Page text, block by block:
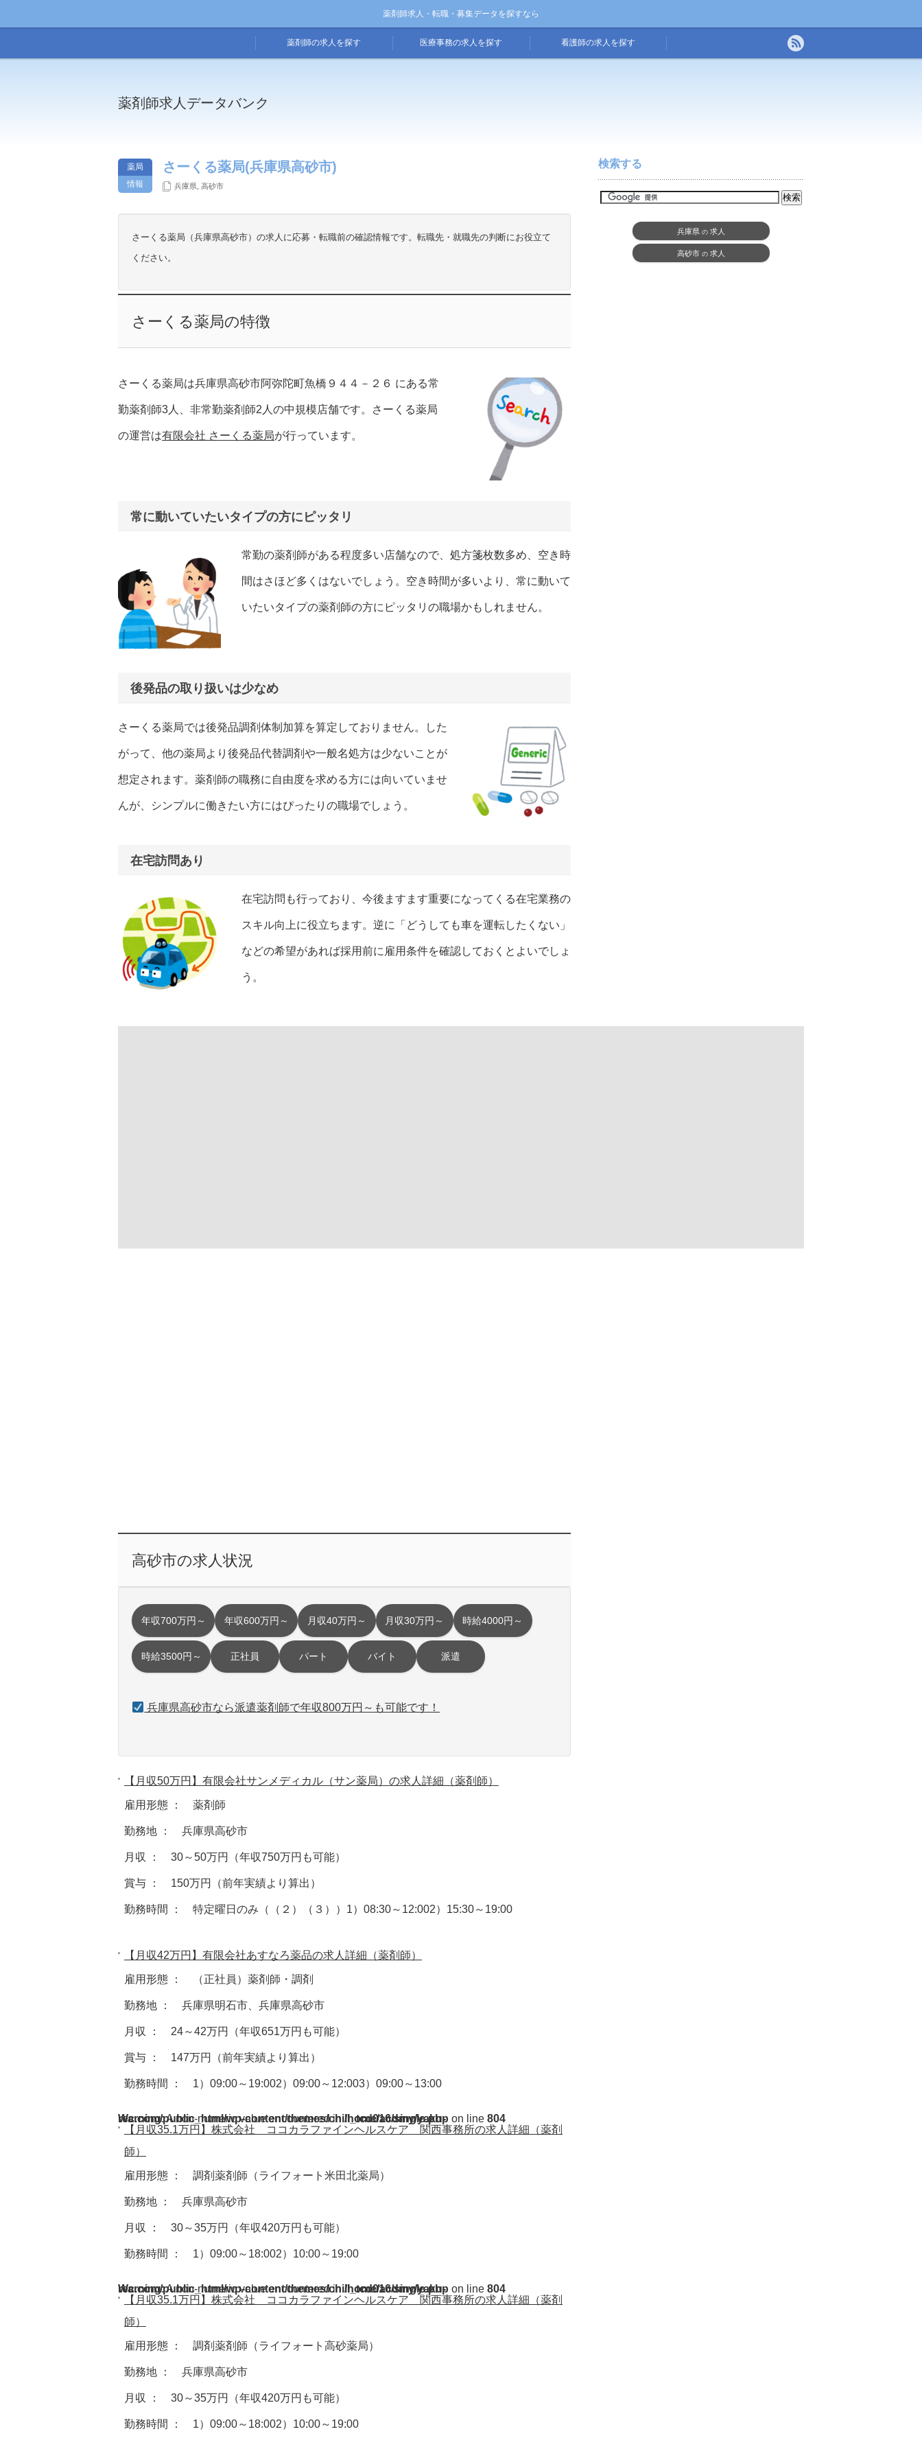
薬剤師求人・転職・募集データを探すなら
薬剤師の求人を探す 医療事務の求人を探す 看護師の求人を探す
薬剤師求人データバンク
薬局
情報
さーくる薬局(兵庫県高砂市)
兵庫県 高砂市
さーくる薬局（兵庫県高砂市）の求人に応募・転職前の確認情報です。転職先・就職先の判断にお役立て
ください。
さーくる薬局の特徴
さーくる薬局は兵庫県高砂市阿弥陀町魚橋９４４－２６ にある常
勤薬剤師3人、非常勤薬剤師2人の中規模店舗です。さーくる薬局
の運営は有限会社 さーくる薬局が行っています。
常に動いていたいタイプの方にピッタリ
常勤の薬剤師がある程度多い店舗なので、処方箋枚数多め、空き時
間はさほど多くはないでしょう。空き時間が多いより、常に動いて
いたいタイプの薬剤師の方にピッタリの職場かもしれません。
後発品の取り扱いは少なめ
さーくる薬局では後発品調剤体制加算を算定しておりません。した
がって、他の薬局より後発品代替調剤や一般名処方は少ないことが
想定されます。薬剤師の職務に自由度を求める方には向いていませ
んが、シンプルに働きたい方にはぴったりの職場でしょう。
在宅訪問あり
在宅訪問も行っており、今後ますます重要になってくる在宅業務の
スキル向上に役立ちます。逆に「どうしても車を運転したくない」
などの希望があれば採用前に雇用条件を確認しておくとよいでしょ
う。
検索する
兵庫県 の 求人
高砂市 の 求人
高砂市の求人状況
年収700万円～ 年収600万円～ 月収40万円～ 月収30万円～ 時給4000円～
時給3500円～ 正社員 パート バイト 派遣
兵庫県高砂市なら派遣薬剤師で年収800万円～も可能です！
【月収50万円】有限会社サンメディカル（サン薬局）の求人詳細（薬剤師）
雇用形態 ： 薬剤師
勤務地 ： 兵庫県高砂市
月収 ： 30～50万円（年収750万円も可能）
賞与 ： 150万円（前年実績より算出）
勤務時間 ： 特定曜日のみ（（２）（３））1）08:30～12:002）15:30～19:00
【月収42万円】有限会社あすなろ薬品の求人詳細（薬剤師）
雇用形態 ： （正社員）薬剤師・調剤
勤務地 ： 兵庫県明石市、兵庫県高砂市
月収 ： 24～42万円（年収651万円も可能）
賞与 ： 147万円（前年実績より算出）
勤務時間 ： 1）09:00～19:002）09:00～12:003）09:00～13:00
Warning: A non-numeric value encountered in
/home/acdmy/yaku-rec.com/public_html/wp-content/themes/chill_tcd016/single.php on line 804
【月収35.1万円】株式会社 ココカラファインヘルスケア 関西事務所の求人詳細（薬剤
師）
雇用形態 ： 調剤薬剤師（ライフォート米田北薬局）
勤務地 ： 兵庫県高砂市
月収 ： 30～35万円（年収420万円も可能）
勤務時間 ： 1）09:00～18:002）10:00～19:00
Warning: A non-numeric value encountered in
/home/acdmy/yaku-rec.com/public_html/wp-content/themes/chill_tcd016/single.php on line 804
【月収35.1万円】株式会社 ココカラファインヘルスケア 関西事務所の求人詳細（薬剤
師）
雇用形態 ： 調剤薬剤師（ライフォート高砂薬局）
勤務地 ： 兵庫県高砂市
月収 ： 30～35万円（年収420万円も可能）
勤務時間 ： 1）09:00～18:002）10:00～19:00